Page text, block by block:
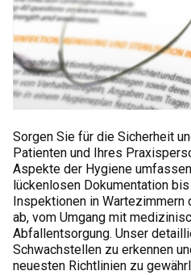
Sorgen Sie für die Sicherheit
Patienten und Ihres
Aspekte der Hygiene
lückenlosen Dokumentation
Inspektionen in
ab, vom Umgang mit
Abfallentsorgung. Unser
Schwachstellen zu erkennen
neuesten Richtlinien zu